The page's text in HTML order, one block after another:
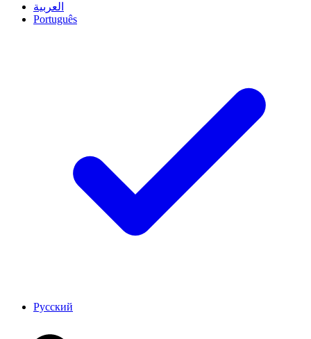
العربية
Português
Pусский